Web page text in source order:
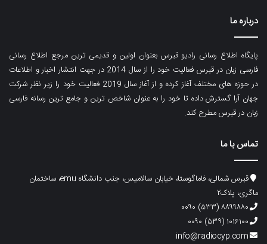
درباره ما
پایگاه اطلاع رسانی رادیو قبرس بعنوان اولین و قدیمی ترین مرجع اطلاع رسانی
فارسی زبان در قبرس فعالیت خود را از سال 2014 در جهت انتشار اخبار و اطلاعات
در حوزه های مختلف آغاز کرده و از آغاز سال 2019 فعالیت خود را زیر نظر شرکت
جهان آرا گسترش داده تا خود را به عنوان شاخص ترین و جامع ترین رسانه فارسی
زبان در قبرس مطرح کند.
تماس با ما
قبرس شمالی، فاماگوستا، خیابان سالامیس، جنب دانشگاه emu، ساختمان
ماگری، پلاک۲
۸۸۹۹۸۸۰ (۵۳۳) ۰۰۹۰
۱۰۱۶۱۰۰ (۵۳۹) ۰۰۹۰
info@radiocyp.com